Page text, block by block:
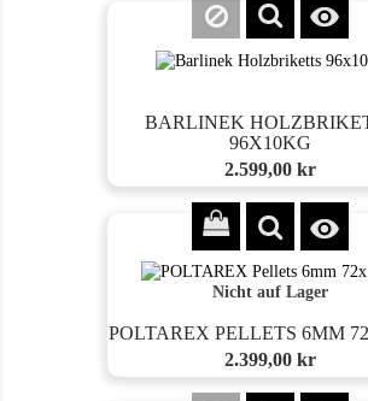

BARLINEK
96X10KG
Preis
2.599,00 kr

Nicht auf Lager
POLTAREX PELLETS 6MM
Preis
2.399,00 kr